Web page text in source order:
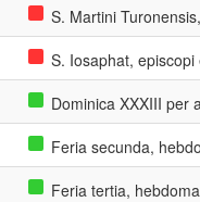
S. Martini
S. Iosaphat,
Dominica XXXIII per
Feria secunda,
Feria tertia,